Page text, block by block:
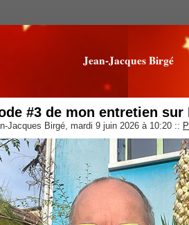
Jean-Jacques Birgé
#3 de mon entretien sur
Jacques Birgé, mardi 9 juin 2026 à 10:20 ::